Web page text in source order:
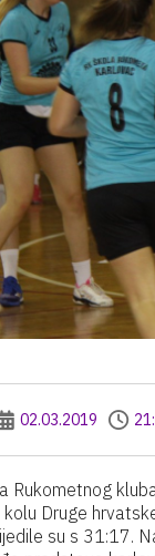
02.03.2019
Rukometnog
Druge
su s 31:17.